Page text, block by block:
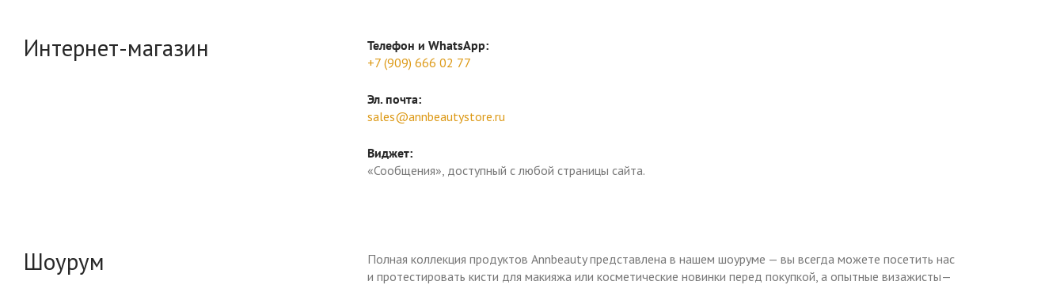
Интернет-магазин
Телефон и WhatsApp:
+7 (909) 666 02 77
Эл. почта:
sales@annbeautystore.ru
Виджет:
«Сообщения», доступный с любой страницы сайта.
Шоурум
Полная коллекция продуктов Annbeauty представлена в нашем шоуруме — вы всегда можете посетить нас
и протестировать кисти для макияжа или косметические новинки перед покупкой, а опытные визажисты—